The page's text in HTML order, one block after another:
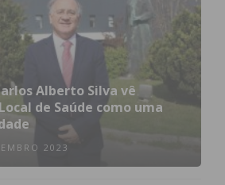
Alberto Silva vê
de Saúde como uma
2023